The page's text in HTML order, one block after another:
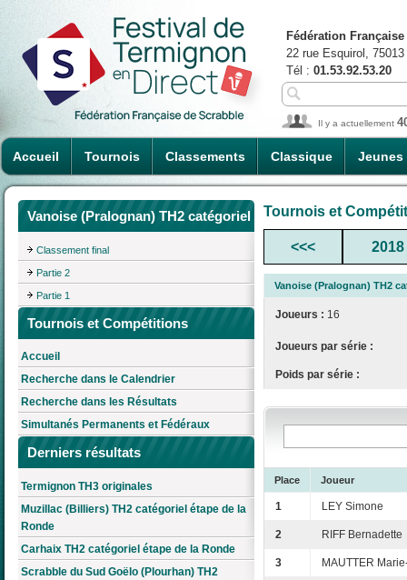
Accueil Tournois Classements Classique Jeunes
Fédération
22 rue Esquirol,
Tél : 01.53.92.53.20
Il y a actuellement
Vanoise (Pralognan) TH2 catégoriel
Classement final
Partie 2
Partie 1
Tournois et Compétitions
Accueil
Recherche dans le Calendrier
Recherche dans les Résultats
Simultanés Permanents et Fédéraux
Derniers résultats
Termignon TH3 originales
Muzillac (Billiers) TH2 catégoriel étape de la
Ronde
Carhaix TH2 catégoriel étape de la Ronde
Scrabble du Sud Goëlo (Plourhan) TH2
Tournois et
<<< 2018
Vanoise (Pralognan) TH2
Joueurs : 16
Joueurs par série :
Poids par série :
Place Joueur
1 LEY Simone
2 RIFF Bernadette
3 MAUTTER